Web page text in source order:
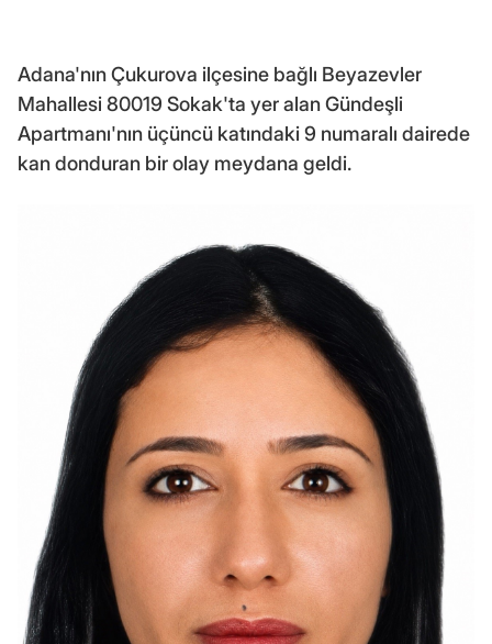
Adana'nın Çukurova ilçesine bağlı Beyazevler
Mahallesi 80019 Sokak'ta yer alan Gündeşli
Apartmanı'nın üçüncü katındaki 9 numaralı dairede
kan donduran bir olay meydana geldi.